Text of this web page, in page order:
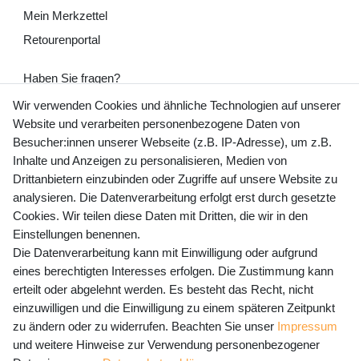
Mein Merkzettel
Retourenportal
Haben Sie fragen?
+49 (0) 35243 460 400
Mo-Fr 9-15 Uhr
shop@banjado.com
Preisangaben inkl. gesetzl. MwSt. und zzgl. Service- und
Versandkosten
Newsletter Anmeldung - Keine Angebote
mehr verpassen!
E-MAIL **
Newsletter
Wir verwenden Cookies und ähnliche Technologien auf unserer
Website und verarbeiten personenbezogene Daten von
Besucher:innen unserer Webseite (z.B. IP-Adresse), um z.B.
Inhalte und Anzeigen zu personalisieren, Medien von
Drittanbietern einzubinden oder Zugriffe auf unsere Website zu
analysieren. Die Datenverarbeitung erfolgt erst durch gesetzte
Cookies. Wir teilen diese Daten mit Dritten, die wir in den
Einstellungen benennen.
Die Datenverarbeitung kann mit Einwilligung oder aufgrund
eines berechtigten Interesses erfolgen. Die Zustimmung kann
erteilt oder abgelehnt werden. Es besteht das Recht, nicht
einzuwilligen und die Einwilligung zu einem späteren Zeitpunkt
zu ändern oder zu widerrufen. Beachten Sie unser Impressum
und weitere Hinweise zur Verwendung personenbezogener